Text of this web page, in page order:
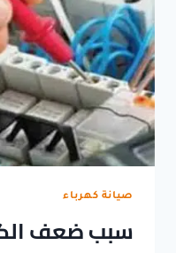
صيانة كهرباء
سبب ضعف